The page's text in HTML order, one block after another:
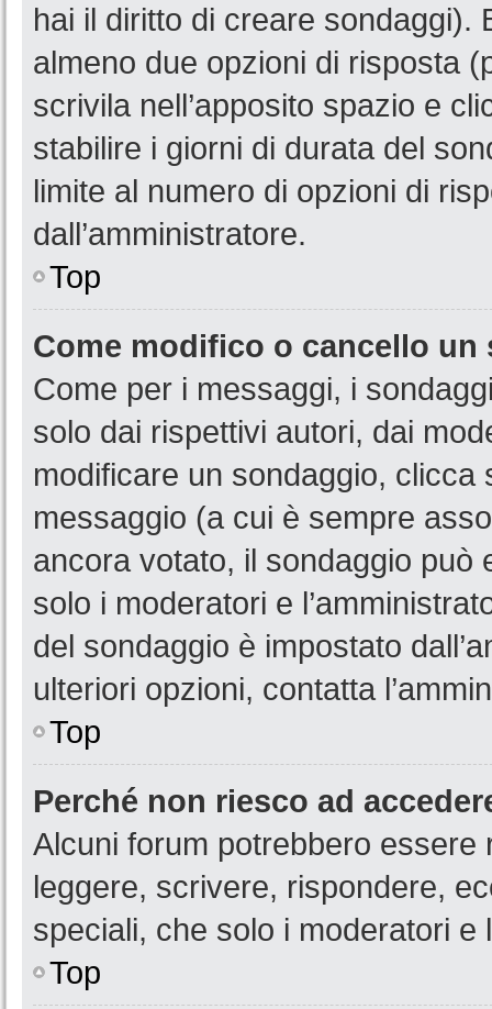
hai il diritto di creare sondaggi).
almeno due opzioni di risposta
scrivila nell’apposito spazio e
stabilire i giorni di durata del
limite al numero di opzioni di
dall’amministratore.
Top
Come modifico o cancello un
Come per i messaggi, i
solo dai rispettivi autori, dai
modificare un sondaggio,
messaggio (a cui è sempre
ancora votato, il sondaggio può
solo i moderatori e
del sondaggio è impostato
ulteriori opzioni, contatta
Top
Perché non riesco ad
Alcuni forum potrebbero
leggere, scrivere, rispondere,
speciali, che solo i moderatori e
Top